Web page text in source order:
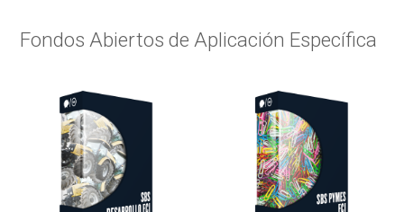
Fondos Abiertos de Aplicación Específica